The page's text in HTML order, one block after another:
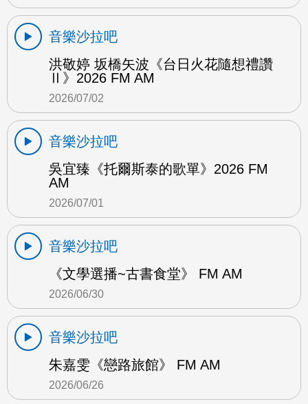
音樂沙拉吧
洪敬婷 坂橋矢波《台日火花隨想禮讚
Ⅱ》2026 FM AM
2026/07/02
音樂沙拉吧
吳宜臻《托爾斯泰的歌單》2026 FM
AM
2026/07/01
音樂沙拉吧
《文學選播~古書食堂》 FM AM
2026/06/30
音樂沙拉吧
朱嘉雯《戀路旅館》 FM AM
2026/06/26